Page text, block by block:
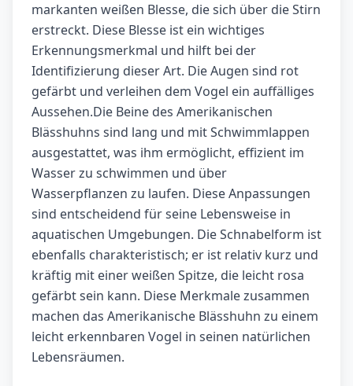
markanten weißen Blesse, die sich über die Stirn
erstreckt. Diese Blesse ist ein wichtiges
Erkennungsmerkmal und hilft bei der
Identifizierung dieser Art. Die Augen sind rot
gefärbt und verleihen dem Vogel ein auffälliges
Aussehen.Die Beine des Amerikanischen
Blässhuhns sind lang und mit Schwimmlappen
ausgestattet, was ihm ermöglicht, effizient im
Wasser zu schwimmen und über
Wasserpflanzen zu laufen. Diese Anpassungen
sind entscheidend für seine Lebensweise in
aquatischen Umgebungen. Die Schnabelform ist
ebenfalls charakteristisch; er ist relativ kurz und
kräftig mit einer weißen Spitze, die leicht rosa
gefärbt sein kann. Diese Merkmale zusammen
machen das Amerikanische Blässhuhn zu einem
leicht erkennbaren Vogel in seinen natürlichen
Lebensräumen.